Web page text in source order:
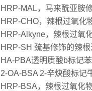
HRP-MAL，马来酰亚胺
HRP-CHO，辣根过氧化
HRP-Alkyne，辣根过氧
HRP-SH 巯基修饰的辣
HA-PBA透明质酸b标记
2-OA-BSA 2-辛炔酸标记
HRP-BSA，辣根过氧化